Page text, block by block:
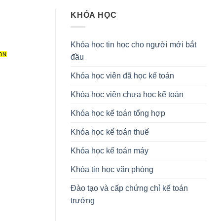
KHÓA HỌC
Khóa học tin học cho người mới bắt
đầu
Khóa học viên đã học kế toán
Khóa học viên chưa học kế toán
Khóa học kế toán tổng hợp
Khóa học kế toán thuế
Khóa học kế toán máy
Khóa tin học văn phòng
Đào tạo và cấp chứng chỉ kế toán
trưởng